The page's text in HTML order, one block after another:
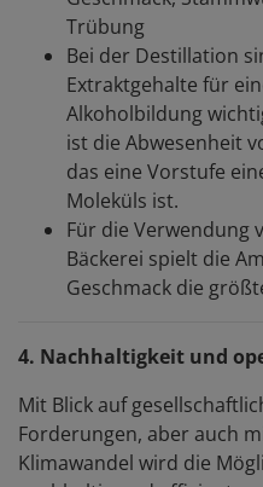
Trübung
Bei der Destillation
Extraktgehalte für
Alkoholbildung
ist die Abwesenheit
das eine Vorstufe
Moleküls ist.
Für die Verwendung
Bäckerei spielt die
Geschmack die
4. Nachhaltigkeit und
Mit Blick auf
Forderungen, aber auch
Klimawandel wird die